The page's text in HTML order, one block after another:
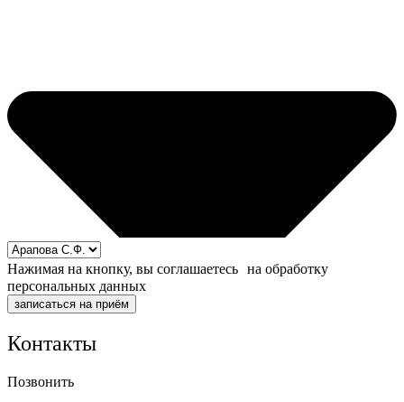
Нажимая на кнопку, вы соглашаетесь на обработку
персональных данных
записаться на приём
Контакты
Позвонить